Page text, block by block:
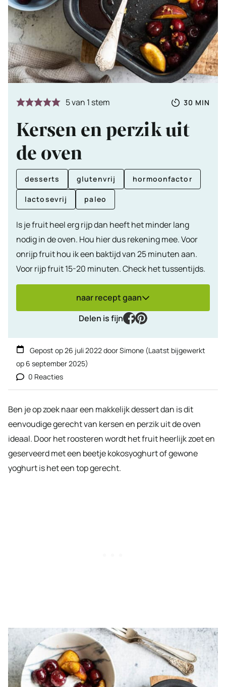
5van 1 stem
Totale
30 MIN
Kersen en perzik uit
de oven
desserts glutenvrij hormoonfactor
lactosevrij paleo
Is je fruit heel erg rijp dan heeft het minder lang
nodig in de oven. Hou hier dus rekening mee. Voor
onrijp fruit hou ik een baktijd van 25 minuten aan.
Voor rijp fruit 15-20 minuten. Check het tussentijds.
naar recept gaan
Delen is fijn
facebook
pinterest
Gepost op26 juli 2022doorSimone (Laatst bijgewerkt
op 6 september 2025)
0 Reacties
Ben je op zoek naar een makkelijk dessert dan is dit
eenvoudige gerecht van kersen en perzik uit de oven
ideaal. Door het roosteren wordt het fruit heerlijk zoet en
geserveerd met een beetje kokosyoghurt of gewone
yoghurt is het een top gerecht.